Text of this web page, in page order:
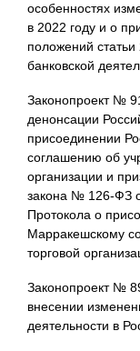
особенностях
в 2022 году и о
положений
банковской
Законопроект №
денонсации
присоединении
соглашению об
организации и
закона № 126-ФЗ
Протокола о
Марракешскому
торговой
Законопроект №
внесении
деятельности в